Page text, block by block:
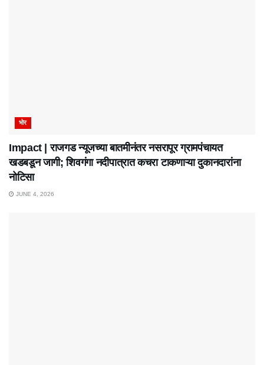
भोर
Impact | राजगड न्यूजच्या बातमीनंतर नसरापूर ग्रामपंचायत
खडबडून जागी; शिवगंगा नदीपात्रात कचरा टाकणाऱ्या दुकानदारांना
नोटिसा
JUNE 4, 2026